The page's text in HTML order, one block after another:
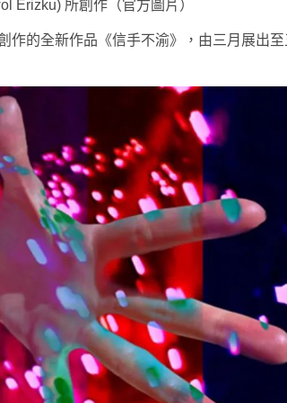
Erizku) 所創作（官方圖片）
作的全新作品《信手不渝》，由三月展出至